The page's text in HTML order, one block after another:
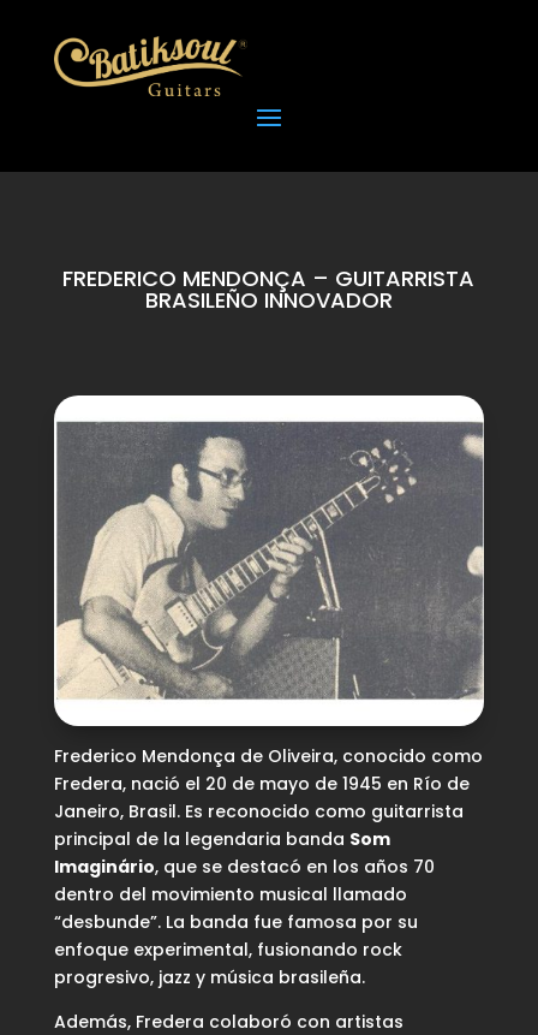
FREDERICO MENDONÇA – GUITARRISTA
BRASILEÑO INNOVADOR
Frederico Mendonça de Oliveira, conocido como
Fredera, nació el 20 de mayo de 1945 en Río de
Janeiro, Brasil. Es reconocido como guitarrista
principal de la legendaria banda Som
Imaginário, que se destacó en los años 70
dentro del movimiento musical llamado
“desbunde”. La banda fue famosa por su
enfoque experimental, fusionando rock
progresivo, jazz y música brasileña.
Además, Fredera colaboró con artistas